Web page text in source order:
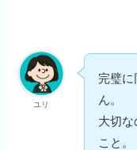
ユリ
完璧
ん。
大切な
こと。